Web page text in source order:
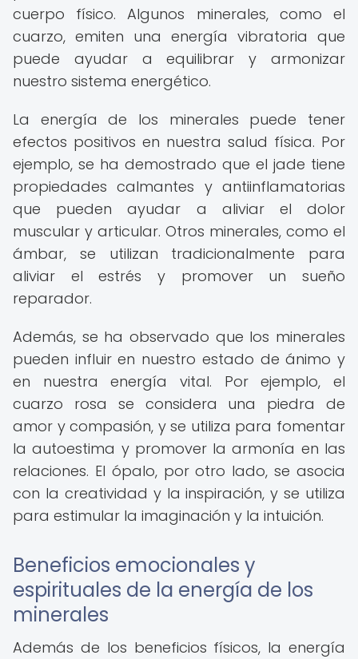
cuerpo físico. Algunos minerales, como el
cuarzo, emiten una energía vibratoria que
puede ayudar a equilibrar y armonizar
nuestro sistema energético.
La energía de los minerales puede tener
efectos positivos en nuestra salud física. Por
ejemplo, se ha demostrado que el jade tiene
propiedades calmantes y antiinflamatorias
que pueden ayudar a aliviar el dolor
muscular y articular. Otros minerales, como el
ámbar, se utilizan tradicionalmente para
aliviar el estrés y promover un sueño
reparador.
Además, se ha observado que los minerales
pueden influir en nuestro estado de ánimo y
en nuestra energía vital. Por ejemplo, el
cuarzo rosa se considera una piedra de
amor y compasión, y se utiliza para fomentar
la autoestima y promover la armonía en las
relaciones. El ópalo, por otro lado, se asocia
con la creatividad y la inspiración, y se utiliza
para estimular la imaginación y la intuición.
Beneficios emocionales y
espirituales de la energía de los
minerales
Además de los beneficios físicos, la energía